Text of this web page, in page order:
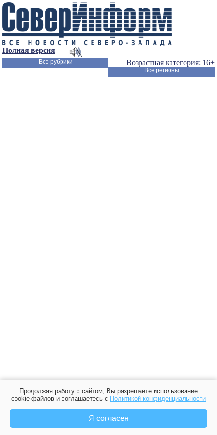
Полная версия
Возрастная категория: 16+
Все рубрики
Все регионы
Продолжая работу с сайтом, Вы разрешаете использование
cookie-файлов и соглашаетесь с Политикой конфиденциальности
Я согласен